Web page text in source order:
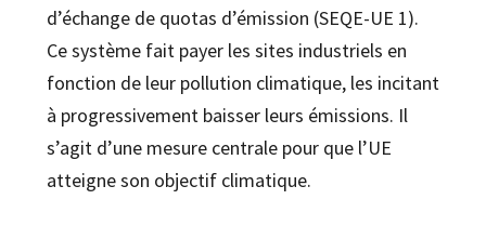
d’échange de quotas d’émission (SEQE-UE 1).
Ce système fait payer les sites industriels en
fonction de leur pollution climatique, les incitant
à progressivement baisser leurs émissions. Il
s’agit d’une mesure centrale pour que l’UE
atteigne son objectif climatique.